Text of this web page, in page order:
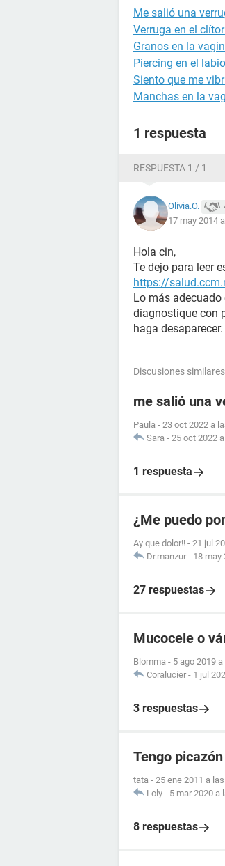
Me salió una
Verruga en el
Granos en la
Piercing en el
Siento que me
Manchas en la
1 respuesta
RESPUESTA 1 / 1
Olivia.O.
17 may 2014
Hola cin,
Te dejo para leer
https://
Lo más
diagnostique con
haga desaparecer.
Discusiones similares
me salió una
Paula - 23 oct 2022 a
Sara - 25 oct 2022
1 respuesta
¿Me puedo
Ay que dolor!! - 21 jul
Dr.manzur - 18 may
27 respuestas
Mucocele o
Blomma - 5 ago 2019
Coralucier - 1 jul
3 respuestas
Tengo
tata - 25 ene 2011 a
Loly - 5 mar 2020 a
8 respuestas